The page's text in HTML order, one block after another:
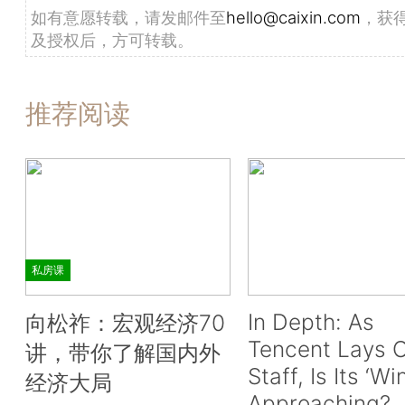
如有意愿转载，请发邮件至hello@caixin.com ，获
及授权后，方可转载。
推荐阅读
私房课
向松祚：宏观经济70
讲，带你了解国内外
经济大局
In Depth: As
Tencent Lays
Staff, Is Its